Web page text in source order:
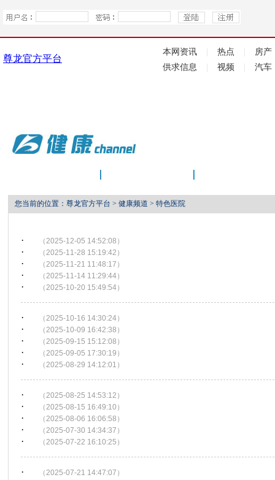
特色医院 -尊龙官方平台
尊龙官方平台
本网资讯 热点
房产
供求信息
视频 汽车
您当前的位置： 尊龙官方平台 > 健康频道 > 特色医院
· （2025-12-05 14:52:08）
· （2025-11-28 15:19:42）
· （2025-11-21 11:48:17）
· （2025-11-14 11:29:44）
· （2025-10-20 15:49:54）
· （2025-10-16 14:30:24）
· （2025-10-09 16:42:38）
· （2025-09-15 15:12:08）
· （2025-09-05 17:30:19）
· （2025-08-29 14:12:01）
· （2025-08-25 14:53:12）
· （2025-08-15 16:49:10）
· （2025-08-06 16:06:58）
· （2025-07-30 14:34:37）
· （2025-07-22 16:10:25）
· （2025-07-21 14:47:07）